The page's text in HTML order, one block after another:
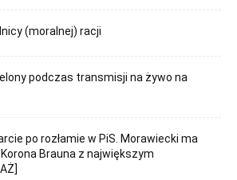
(moralnej) racji
podczas transmisji na żywo na
po rozłamie w PiS. Morawiecki ma
Brauna z największym